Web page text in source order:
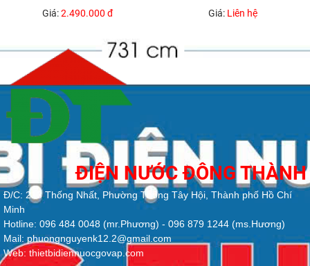
Giá:2.490.000 đ Giá: Liên hệ
ĐIỆN NƯỚC ĐÔNG THÀNH
Đ/C: 213 Thống Nhất, Phường Thông Tây Hội, Thành phố Hồ Chí
Minh
Hotline: 096 484 0048 (mr.Phương) - 096 879 1244 (ms.Hương)
Mail: phuongnguyenk12.2@gmail.com
Web: thietbidiennuocgovap.com